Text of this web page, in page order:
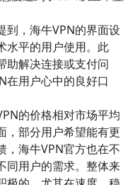
到，海牛VPN的界面设
水平的用户使用。此
助解决连接或支付问
在用户心中的良好口
的价格相对市场平均
，部分用户希望能有更
，海牛VPN官方也在不
同用户的需求。整体来